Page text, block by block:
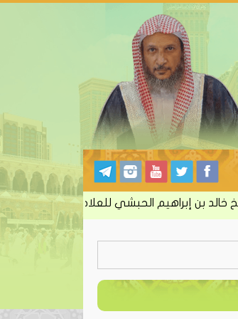
إبراهيم الحبشي للعلاج بالرقية الشرعية من